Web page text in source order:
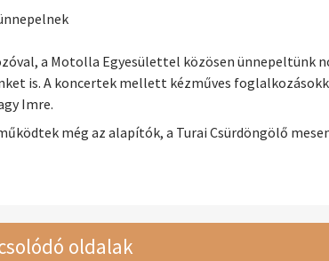
a Motolla Egyesülettel közösen ünnepeltünk
is. A koncertek mellett kézműves
Imre.
még az alapítók, a Turai Csürdöngölő
oldalak